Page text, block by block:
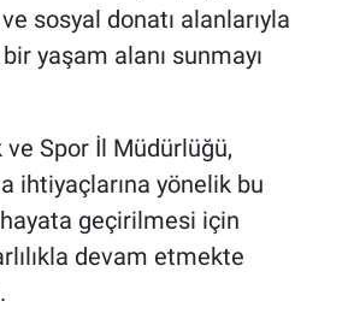
sosyal donatı alanlarıyla
yaşam alanı sunmayı
Spor İl Müdürlüğü,
ihtiyaçlarına yönelik bu
hayata geçirilmesi için
devam etmekte